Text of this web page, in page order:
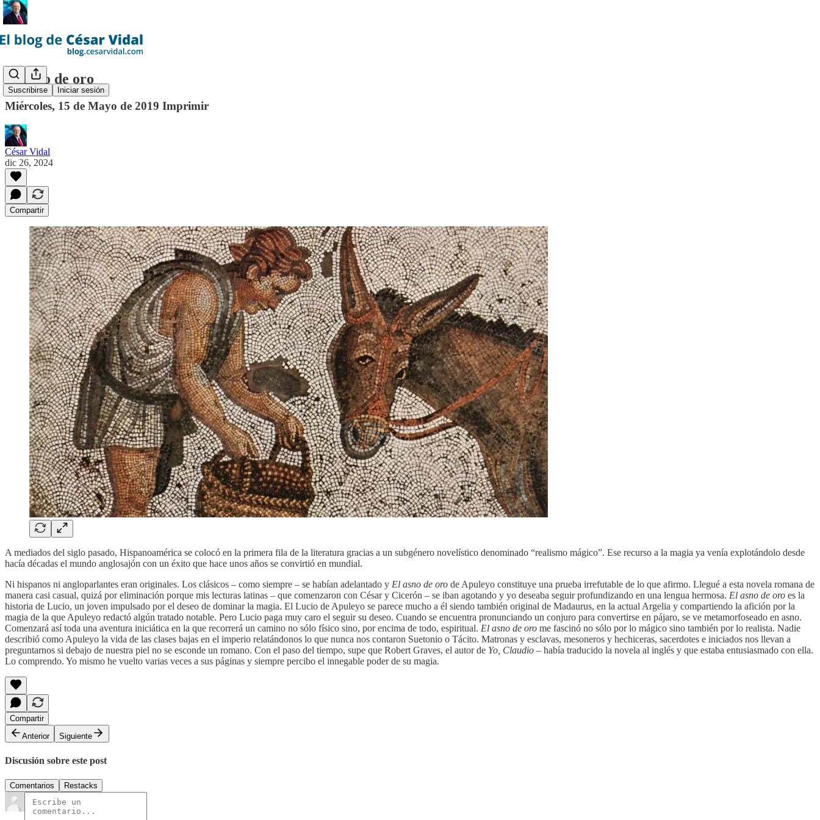
Suscribirse Iniciar sesión
El asno de oro
Miércoles, 15 de Mayo de 2019 Imprimir
César Vidal
dic 26, 2024
Compartir
A mediados del siglo pasado, Hispanoamérica se colocó en la primera fila de la literatura gracias a un subgénero novelístico denominado “realismo mágico”. Ese recurso a la magia ya venía explotándolo desde
hacía décadas el mundo anglosajón con un éxito que hace unos años se convirtió en mundial.
Ni hispanos ni angloparlantes eran originales. Los clásicos – como siempre – se habían adelantado y El asno de oro de Apuleyo constituye una prueba irrefutable de lo que afirmo. Llegué a esta novela romana de
manera casi casual, quizá por eliminación porque mis lecturas latinas – que comenzaron con César y Cicerón – se iban agotando y yo deseaba seguir profundizando en una lengua hermosa. El asno de oro es la
historia de Lucio, un joven impulsado por el deseo de dominar la magia. El Lucio de Apuleyo se parece mucho a él siendo también original de Madaurus, en la actual Argelia y compartiendo la afición por la
magia de la que Apuleyo redactó algún tratado notable. Pero Lucio paga muy caro el seguir su deseo. Cuando se encuentra pronunciando un conjuro para convertirse en pájaro, se ve metamorfoseado en asno.
Comenzará así toda una aventura iniciática en la que recorrerá un camino no sólo físico sino, por encima de todo, espiritual. El asno de oro me fascinó no sólo por lo mágico sino también por lo realista. Nadie
describió como Apuleyo la vida de las clases bajas en el imperio relatándonos lo que nunca nos contaron Suetonio o Tácito. Matronas y esclavas, mesoneros y hechiceras, sacerdotes e iniciados nos llevan a
preguntarnos si debajo de nuestra piel no se esconde un romano. Con el paso del tiempo, supe que Robert Graves, el autor de Yo, Claudio – había traducido la novela al inglés y que estaba entusiasmado con ella.
Lo comprendo. Yo mismo he vuelto varias veces a sus páginas y siempre percibo el innegable poder de su magia.
Compartir
Anterior
Siguiente
Discusión sobre este post
Comentarios Restacks